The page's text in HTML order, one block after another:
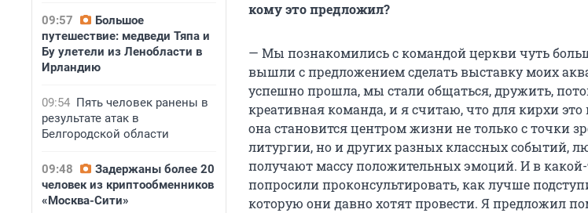
09:57
Большое
путешествие: медведи Тяпа и
Бу улетели из Ленобласти в
Ирландию
09:54 Пять человек ранены в
результате атак в
Белгородской области
09:48
Задержаны более 20
человек из криптообменников
«Москва-Сити»
кому это предложил?
— Мы познакомились с командой церкви чуть
вышли с предложением сделать выставку моих
успешно прошла, мы стали общаться, дружить,
креативная команда, и я считаю, что для кирхи это
она становится центром жизни не только с точки
литургии, но и других разных классных событий,
получают массу положительных эмоций. И в
попросили проконсультировать, как лучше
которую они давно хотят провести. Я предложил